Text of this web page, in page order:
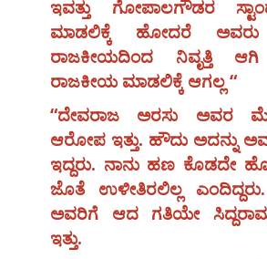
ಇವತ್ತು ಗೋಪಾಲಗೌಡರ
ಮಾಡಲಿಕ್ಕೆ ಹೋದರೆ
ರಾಜಕೀಯದಿಂದ ನಿವೃತ್ತಿ ಆಗಿ
ರಾಜಕೀಯ ಮಾಡಲಿಕ್ಕೆ ಆಗಲ್ಲ “
“ದೇವರಾಜ ಅರಸು ಅವರ
ಆರೋಪ ಇತ್ತು. ಹೌದು ಅದನ್ನು
ಇದ್ದರು. ನಾನು ಹಣ ಕೊಡದೇ
ಜೊತೆ ಉಳೀತಿರಲಿಲ್ಲ
ಅವರಿಗೆ ಆದ ಗತಿಯೇ
ಇತ್ತು.